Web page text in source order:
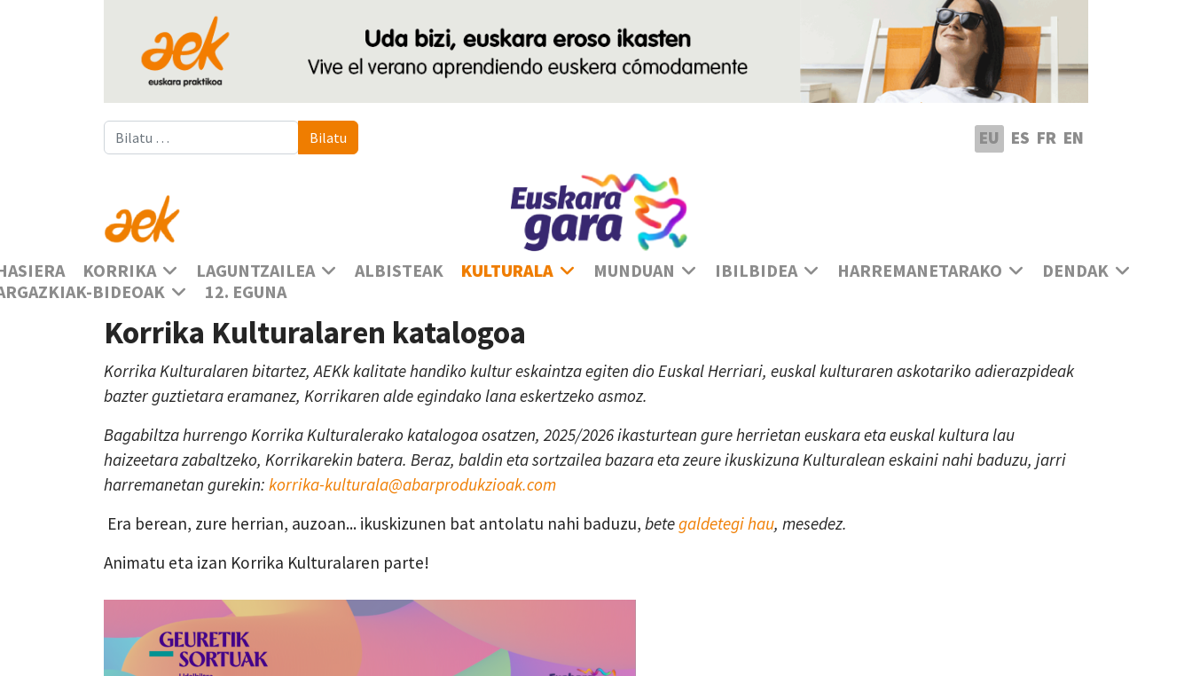
Bilatu Bilatu EU ES FR EN
KORRIKA LAGUNTZAILEA ALBISTEAK KULTURALA MUNDUAN IBILBIDEA HARREMANETARAKO
DENDAK
BIDEOAK
12. EGUNA
Korrika Kulturalaren katalogoa
Korrika Kulturalaren bitartez, AEKk kalitate handiko kultur eskaintza egiten dio Euskal Herriari, euskal kulturaren askotariko adierazpideak
bazter guztietara eramanez, Korrikaren alde egindako lana eskertzeko asmoz.
Bagabiltza hurrengo Korrika Kulturalerako katalogoa osatzen, 2025/2026 ikasturtean gure herrietan euskara eta euskal kultura lau
haizeetara zabaltzeko, Korrikarekin batera. Beraz, baldin eta sortzailea bazara eta zeure ikuskizuna Kulturalean eskaini nahi baduzu, jarri
harremanetan gurekin: korrika-kulturala@abarprodukzioak.com
Era berean, zure herrian, auzoan... ikuskizunen bat antolatu nahi baduzu, betegaldetegi hau, mesedez.
Animatu eta izan Korrika Kulturalaren parte!